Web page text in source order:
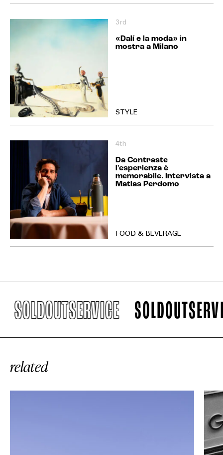
3rd
«Dalí e la moda» in
mostra a Milano
STYLE
4th
Da Contraste
l'esperienza è
memorabile. Intervista a
Matias Perdomo
FOOD & BEVERAGE
SOLDOUTSERVICE
related